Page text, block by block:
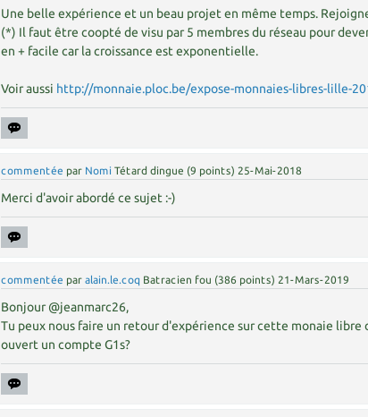
Une belle expérience et un beau projet en même temps.
(*) Il faut être coopté de visu par 5 membres du réseau pour
en + facile car la croissance est exponentielle.
Voir aussi http://monnaie.ploc.be/expose-monnaies-libres-lille-
commentée par Nomi Tétard dingue (9 points) 25-Mai-2018
Merci d'avoir abordé ce sujet :-)
commentée paralain.le.coq Batracien fou (386 points) 21-Mars-2019
Bonjour @jeanmarc26,
Tu peux nous faire un retour d'expérience sur cette monaie libre
ouvert un compte G1s?